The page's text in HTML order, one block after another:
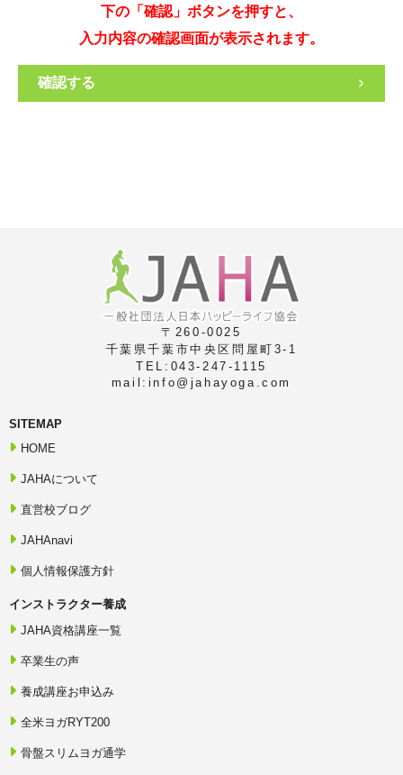
下の「確認」ボタンを押すと、
入力内容の確認画面が表示されます。
>
〒260-0025
千葉県千葉市中央区問屋町3-1
TEL:043-247-1115
mail:info@jahayoga.com
SITEMAP
HOME
JAHAについて
直営校ブログ
JAHAnavi
個人情報保護方針
インストラクター養成
JAHA資格講座一覧
卒業生の声
養成講座お申込み
全米ヨガRYT200
骨盤スリムヨガ通学